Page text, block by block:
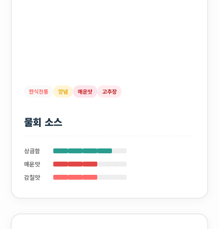
한식전통 양념 매운맛 고추장
물회 소스
상큼함
매운맛
감칠맛